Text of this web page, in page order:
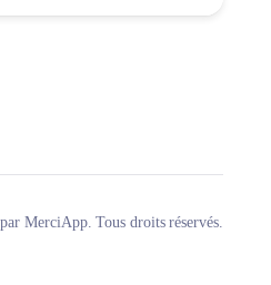
MerciApp. Tous droits réservés.